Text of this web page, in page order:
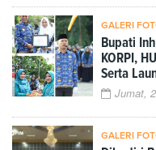
GALERI
Bupati
KORPI,
Serta
Jumat,
GALERI